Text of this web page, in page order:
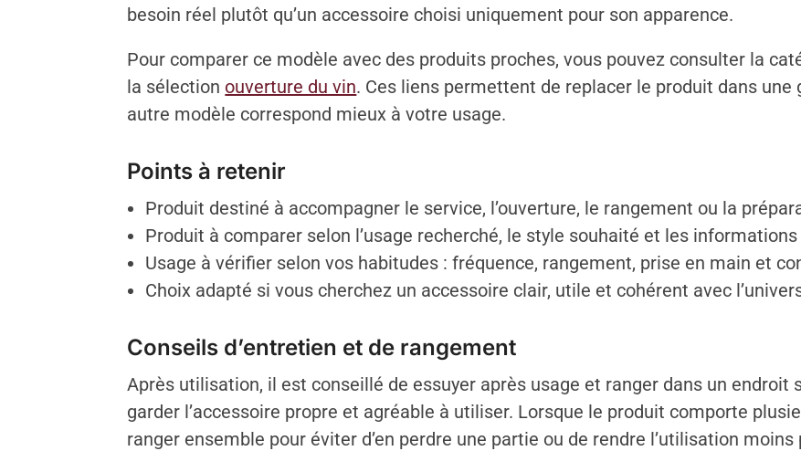
besoin réel plutôt qu’un accessoire choisi uniquement pour son apparence.
Pour comparer ce modèle avec des produits proches, vous pouvez consulter la
la sélection ouverture du vin. Ces liens permettent de replacer le produit dans
autre modèle correspond mieux à votre usage.
Points à retenir
Produit destiné à accompagner le service, l’ouverture, le rangement ou la
Produit à comparer selon l’usage recherché, le style souhaité et les
Usage à vérifier selon vos habitudes : fréquence, rangement, prise en main et
Choix adapté si vous cherchez un accessoire clair, utile et cohérent avec
Conseils d’entretien et de rangement
Après utilisation, il est conseillé de essuyer après usage et ranger dans un endroit
garder l’accessoire propre et agréable à utiliser. Lorsque le produit comporte
ranger ensemble pour éviter d’en perdre une partie ou de rendre l’utilisation moins